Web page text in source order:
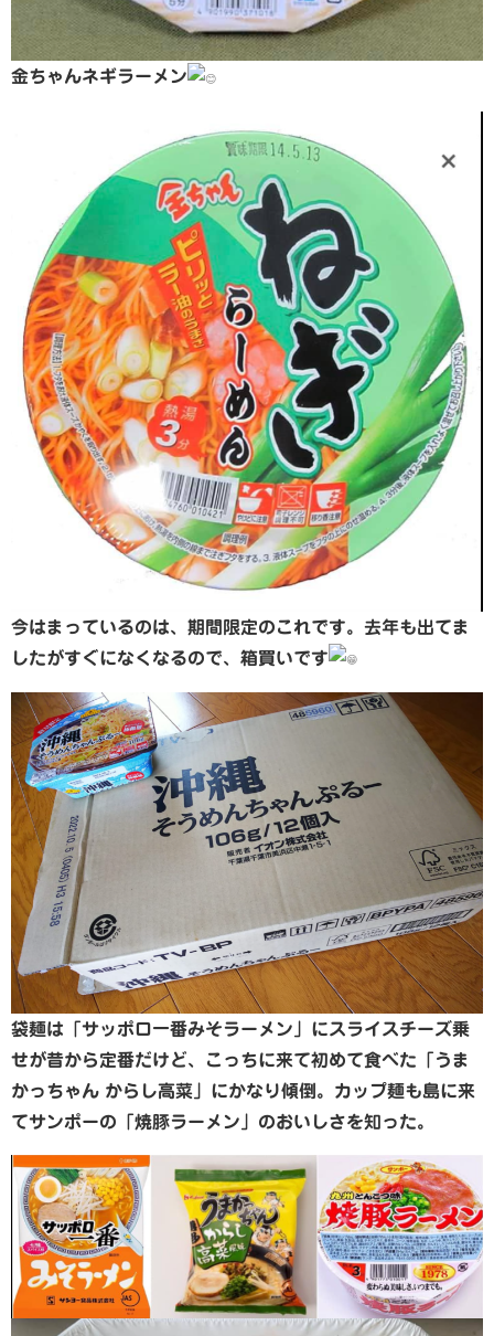
金ちゃんネギラーメン
今はまっているのは、期間限定のこれです。去年も出てま
したがすぐになくなるので、箱買いです
袋麺は「サッポロ一番みそラーメン」にスライスチーズ乗
せが昔から定番だけど、こっちに来て初めて食べた「うま
かっちゃん からし高菜」にかなり傾倒。カップ麺も島に来
てサンポーの「焼豚ラーメン」のおいしさを知った。